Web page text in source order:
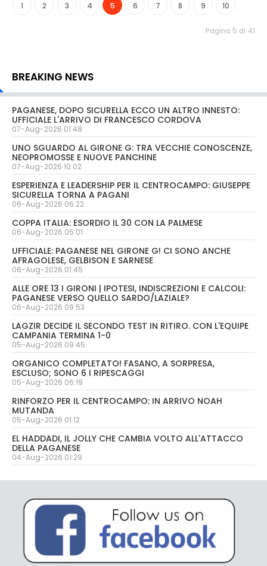
1 2 3 4 5 6 7 8 9 10
Pagina 5 di 41
BREAKING NEWS
PAGANESE, DOPO SICURELLA ECCO UN ALTRO INNESTO:
UFFICIALE L'ARRIVO DI FRANCESCO CORDOVA
07-Aug-2026 01:48
UNO SGUARDO AL GIRONE G: TRA VECCHIE CONOSCENZE,
NEOPROMOSSE E NUOVE PANCHINE
07-Aug-2026 10:02
ESPERIENZA E LEADERSHIP PER IL CENTROCAMPO: GIUSEPPE
SICURELLA TORNA A PAGANI
06-Aug-2026 06:22
COPPA ITALIA: ESORDIO IL 30 CON LA PALMESE
06-Aug-2026 05:01
UFFICIALE: PAGANESE NEL GIRONE G! CI SONO ANCHE
AFRAGOLESE, GELBISON E SARNESE
06-Aug-2026 01:45
ALLE ORE 13 I GIRONI | IPOTESI, INDISCREZIONI E CALCOLI:
PAGANESE VERSO QUELLO SARDO/LAZIALE?
06-Aug-2026 09:53
LAGZIR DECIDE IL SECONDO TEST IN RITIRO. CON L'EQUIPE
CAMPANIA TERMINA 1-0
05-Aug-2026 09:45
ORGANICO COMPLETATO! FASANO, A SORPRESA,
ESCLUSO; SONO 6 I RIPESCAGGI
05-Aug-2026 06:19
RINFORZO PER IL CENTROCAMPO: IN ARRIVO NOAH
MUTANDA
05-Aug-2026 01:12
EL HADDADI, IL JOLLY CHE CAMBIA VOLTO ALL'ATTACCO
DELLA PAGANESE
04-Aug-2026 01:29